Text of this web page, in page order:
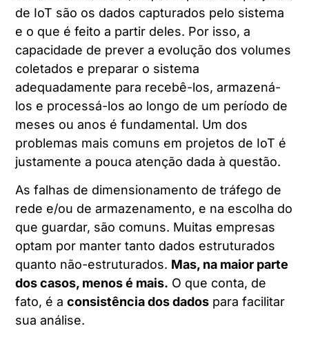
de IoT são os dados capturados pelo sistema
e o que é feito a partir deles. Por isso, a
capacidade de prever a evolução dos volumes
coletados e preparar o sistema
adequadamente para recebê-los, armazená-
los e processá-los ao longo de um período de
meses ou anos é fundamental. Um dos
problemas mais comuns em projetos de IoT é
justamente a pouca atenção dada à questão.
As falhas de dimensionamento de tráfego de
rede e/ou de armazenamento, e na escolha do
que guardar, são comuns. Muitas empresas
optam por manter tanto dados estruturados
quanto não-estruturados. Mas, na maior parte
dos casos, menos é mais. O que conta, de
fato, é aconsistência dos dados para facilitar
sua análise.